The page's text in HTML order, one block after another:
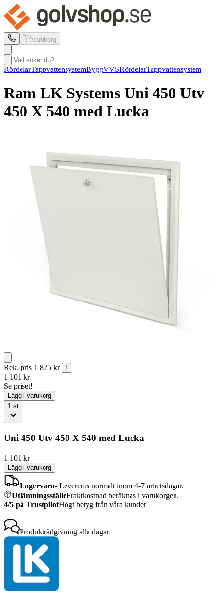
Varukorg
RördelarTappvattensystemByggVVSRördelarTappvattensystem
Ram LK Systems Uni 450 Utv
450 X 540 med Lucka
Rek. pris 1 825 kr !
1 101 kr
Se priset!
Lägg i varukorg
1 st
Uni 450 Utv 450 X 540 med Lucka
1 101 kr
Lägg i varukorg
Lagervara- Levereras normalt inom 4-7 arbetsdagar.
UtlämningsställeFraktkostnad beräknas i varukorgen.
4/5 på TrustpilotHögt betyg från våra kunder
Produktrådgivning alla dagar